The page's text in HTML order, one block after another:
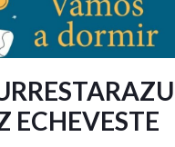
ECHEVESTE